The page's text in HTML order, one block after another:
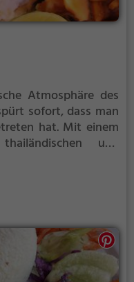
Atmosphäre des
sofort, dass man
hat. Mit einem
und
Waan für jeden
Ambiente lädt zum
Hier wird jeder
Ort, an dem man
lässt. Das Wan
Besuch wert.